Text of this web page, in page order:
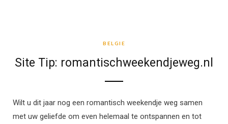
BELGIE
Site Tip: romantischweekendjeweg.nl
Wilt u dit jaar nog een romantisch weekendje weg samen
met uw geliefde om even helemaal te ontspannen en tot